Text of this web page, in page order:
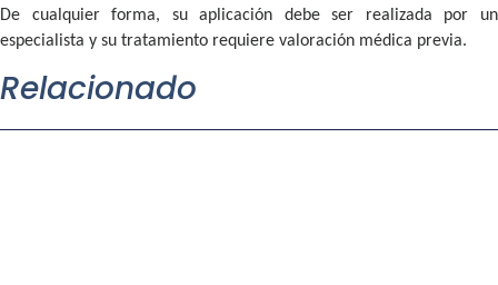
De cualquier forma, su aplicación debe ser realizada por un
especialista y su tratamiento requiere valoración médica previa.
Relacionado